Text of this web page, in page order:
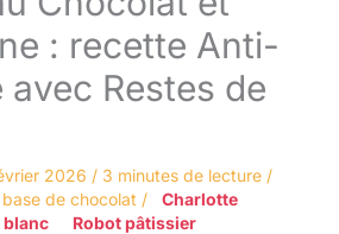
: recette Anti-
avec Restes de
2026 / 3 minutes de lecture /
de chocolat /
Charlotte
blanc Robot pâtissier